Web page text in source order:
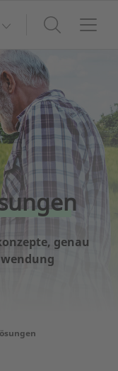
genau